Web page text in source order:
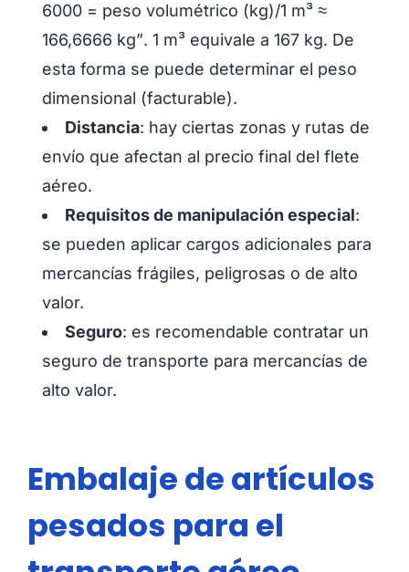
6000 = peso volumétrico (kg)/1 m³ ≈
166,6666 kg”. 1 m³ equivale a 167 kg. De
esta forma se puede determinar el peso
dimensional (facturable).
Distancia: hay ciertas zonas y rutas de
envío que afectan al precio final del flete
aéreo.
Requisitos de manipulación especial:
se pueden aplicar cargos adicionales para
mercancías frágiles, peligrosas o de alto
valor.
Seguro: es recomendable contratar un
seguro de transporte para mercancías de
alto valor.
Embalaje de artículos
pesados ​​para el